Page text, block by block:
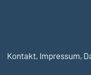
Kontakt, Impressum,